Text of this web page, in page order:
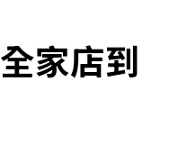
全家店到